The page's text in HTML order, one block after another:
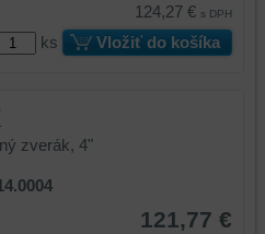
124,27 € s DPH
ks Vložiť do košíka
zverák, 4"
121,77 €